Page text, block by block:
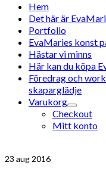
Hem
Det här är
Portfolio
EvaMaries konst
Hästar vi minns
Här kan du köpa
Föredrag och
skaparglädje
Varukorg
Checkout
Mitt konto
23 aug 2016